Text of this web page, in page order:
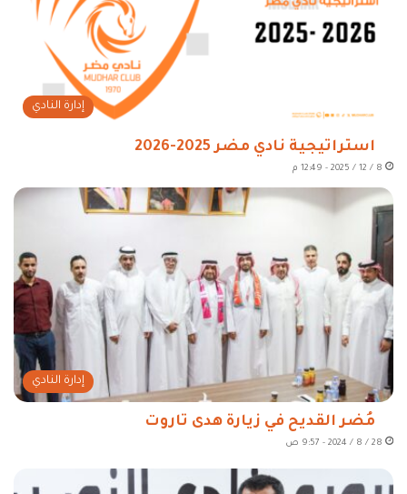
إدارة النادي
استراتيجية نادي مضر 2025-2026
8 / 12 / 2025 - 12:49 م
إدارة النادي
مُضر القديح في زيارة هدى تاروت
28 / 8 / 2024 - 9:57 ص